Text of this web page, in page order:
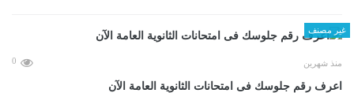
غير مصنف
منذ شهرين 0
اعرف رقم جلوسك فى امتحانات الثانوية العامة الآن